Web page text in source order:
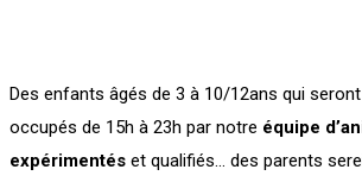
Des enfants âgés de 3 à 10/12ans qui
occupés de 15h à 23h par notre équipe
expérimentés et qualifiés… des parents